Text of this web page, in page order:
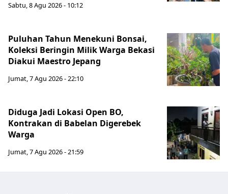
Sabtu, 8 Agu 2026 - 10:12
Puluhan Tahun Menekuni Bonsai,
Koleksi Beringin Milik Warga Bekasi
Diakui Maestro Jepang
Jumat, 7 Agu 2026 - 22:10
Diduga Jadi Lokasi Open BO,
Kontrakan di Babelan Digerebek
Warga
Jumat, 7 Agu 2026 - 21:59